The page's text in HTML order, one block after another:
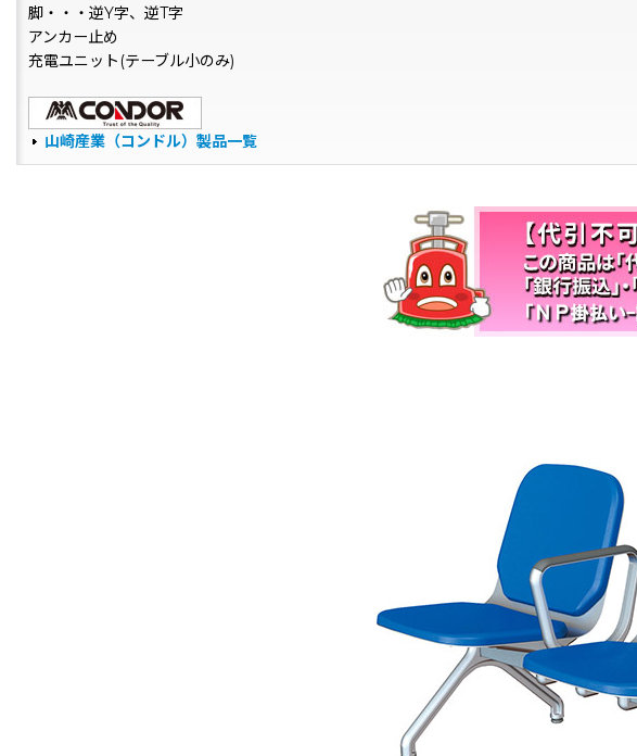
脚・・・逆Y字、逆T字
アンカー止め
充電ユニット(テーブル小のみ)
山崎産業（コンドル）製品一覧